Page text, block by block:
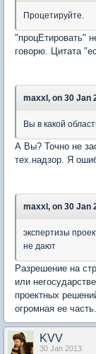
Процетируйте.
"процЕтировать"
говорю. Цитата
maxxl, on 30 Jan
Вы в какой
А Вы? Точно не
тех.надзор. Я
maxxl, on 30 Jan
экспертизы
не дают
Разрешение на
или
проектных
огромная ее часть.
KVV
30 Jan 2013